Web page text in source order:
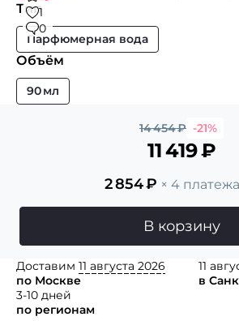
1
0
Тип
Парфюмерная вода
Объём
90 мл
14 454₽ -21%
11 419₽
2 854₽ × 4 платежа
В корзину
Доставим 11 августа 2026
по Москве
11
в
3-10 дней
по регионам